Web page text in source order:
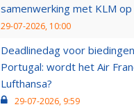
samenwerking met KLM op
29-07-2026, 10:00
Deadlinedag voor
Portugal: wordt het Air
Lufthansa?
29-07-2026, 9:59